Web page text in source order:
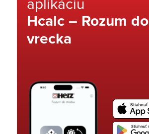
Hcalc – Rozum do
vrecka